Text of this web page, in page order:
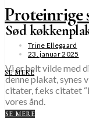
Sød
Vi er helt vilde med
denne plakat, synes
citater, f.eks citatet
vores ånd.
SE MERE
Proteinrige
Trine Ellegaard
23. januar 2025
SE MERE